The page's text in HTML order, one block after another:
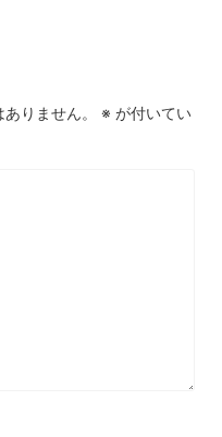
りません。 ※ が付いてい